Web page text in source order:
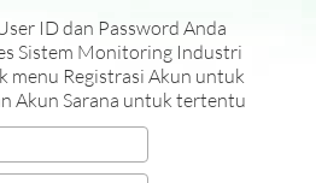
ID dan Password Anda
Sistem Monitoring Industri
menu Registrasi Akun untuk
Akun Sarana untuk tertentu